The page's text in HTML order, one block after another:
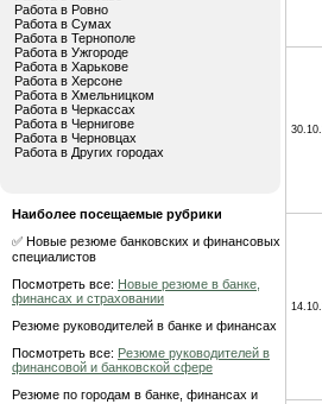
Работа в Ровно
Работа в Сумах
Работа в Тернополе
Работа в Ужгороде
Работа в Харькове
Работа в Херсоне
Работа в Хмельницком
Работа в Черкассах
Работа в Чернигове
Работа в Черновцах
Работа в Других городах
Наиболее посещаемые рубрики
✅ Новые резюме банковских и финансовых
специалистов
Посмотреть все: Новые резюме в банке,
финансах и страховании
Резюме руководителей в банке и финансах
Посмотреть все: Резюме руководителей в
финансовой и банковской сфере
Резюме по городам в банке, финансах и